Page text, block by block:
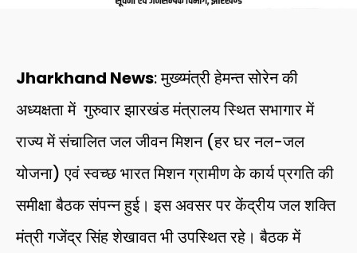
Jharkhand News: मुख्य्मंत्री हेमन्त सोरेन की
अध्यक्षता में गुरुवार झारखंड मंत्रालय स्थित सभागार में
राज्य में संचालित जल जीवन मिशन (हर घर नल-जल
योजना) एवं स्वच्छ भारत मिशन ग्रामीण के कार्य प्रगति की
समीक्षा बैठक संपन्न हुई। इस अवसर पर केंद्रीय जल शक्ति
मंत्री गजेंद्र सिंह शेखावत भी उपस्थित रहे। बैठक में